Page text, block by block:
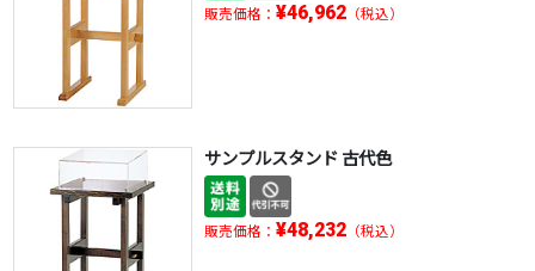
販売価格： ¥46,962（税込）
サンプルスタンド 古代色
販売価格： ¥48,232（税込）